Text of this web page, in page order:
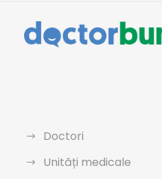
Doctori
Unități medicale